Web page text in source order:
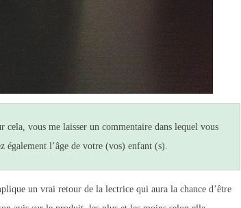
cela, vous me laisser un commentaire dans lequel vous
également l’âge de votre (vos) enfant (s).
un vrai retour de la lectrice qui aura la chance d’être